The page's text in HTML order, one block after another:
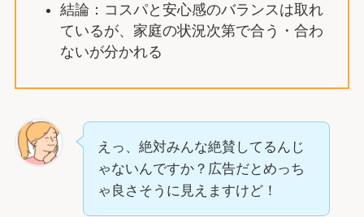
結論：コスパと安心感のバランスは取れ
ているが、家庭の状況次第で合う・合わ
ないが分かれる
えっ、絶対みんな絶賛してるんじ
ゃないんですか？広告だとめっち
ゃ良さそうに見えますけど！